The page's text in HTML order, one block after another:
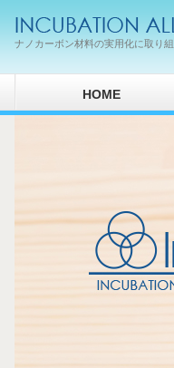
ナノカーボン材料の実用化に取り
HOME